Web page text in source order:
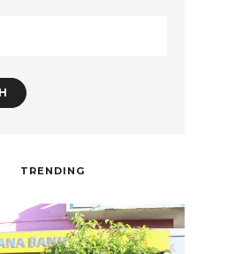
TRENDING